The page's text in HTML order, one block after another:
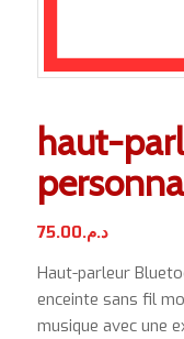
haut-
د.م.75.00
Haut-parleur
enceinte sans fil
musique avec une